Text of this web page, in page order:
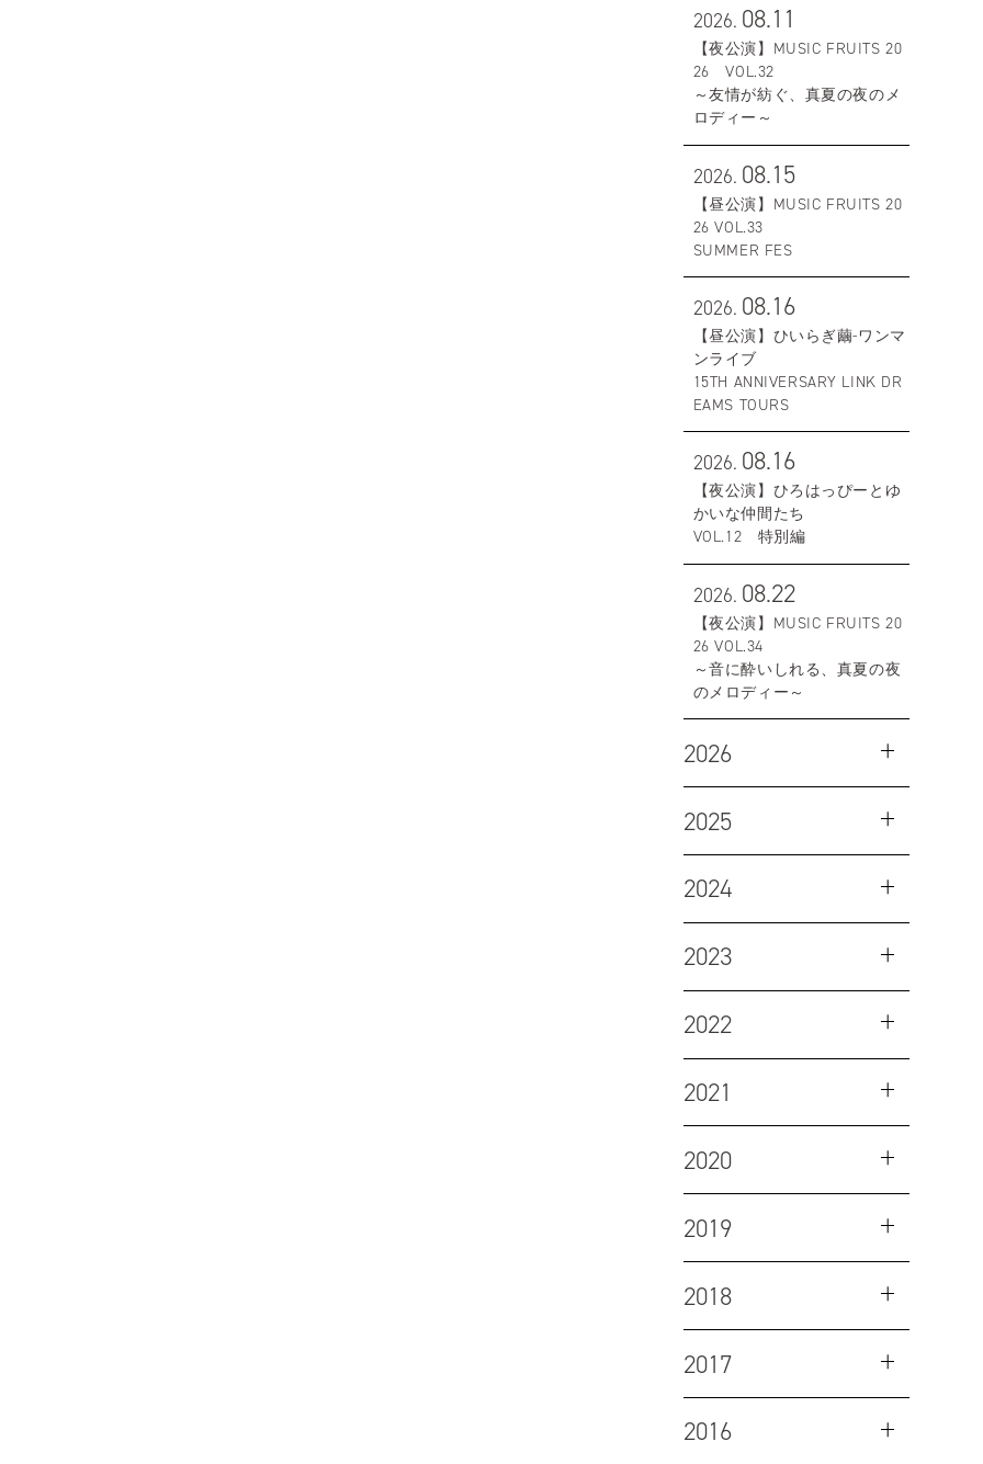
2026. 08.11
【夜公演】MUSIC FRUITS 20
26 VOL.32
～友情が紡ぐ、真夏の夜のメ
ロディー～
2026. 08.15
【昼公演】MUSIC FRUITS 20
26 VOL.33
SUMMER FES
2026. 08.16
【昼公演】ひいらぎ繭-ワンマ
ンライブ
15TH ANNIVERSARY LINK DR
EAMS TOURS
2026. 08.16
【夜公演】ひろはっぴーとゆ
かいな仲間たち
VOL.12 特別編
2026. 08.22
【夜公演】MUSIC FRUITS 20
26 VOL.34
～音に酔いしれる、真夏の夜
のメロディー～
2026
2025
2024
2023
2022
2021
2020
2019
2018
2017
2016